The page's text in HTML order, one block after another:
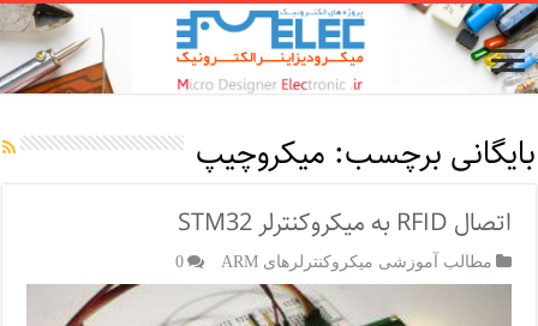
بایگانی برچسب: میکروچیپ
اتصال RFID به میکروکنترلر STM32
مطالب آموزشی میکروکنترلرهای ARM 0